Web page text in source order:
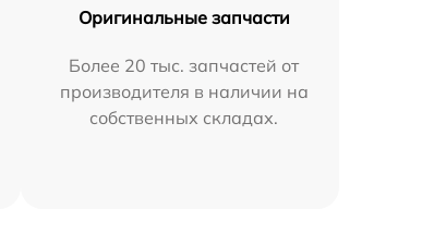
Оригинальные запчасти
Более 20 тыс. запчастей от
производителя в наличии на
собственных складах.